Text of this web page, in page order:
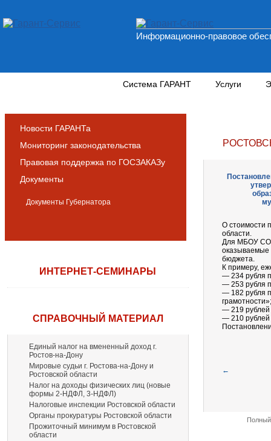
Информационно-правовое
Система ГАРАНТ Услуги
Новости ГАРАНТа
Мониторинг законодательства
Правовая поддержка по ГОСЗАКАЗу
Документы
Документы Губернатора
ИНТЕРНЕТ-СЕМИНАРЫ
СПРАВОЧНЫЙ МАТЕРИАЛ
Единый налог на вмененный доход г.
Ростов-на-Дону
Мировые судьи г. Ростова-на-Дону и
Ростовской области
Налог на доходы физических лиц (новые
формы 2-НДФЛ, 3-НДФЛ)
Налоговые инспекции Ростовской области
Органы прокуратуры Ростовской области
Прожиточный минимум в Ростовской
области
О стоимости
области.
Для МБОУ СОШ
оказываемые
бюджета.
К примеру,
— 234 рубля
— 253 рубля
— 182 рубля
грамотности»;
— 219 рублей
— 210 рублей
←